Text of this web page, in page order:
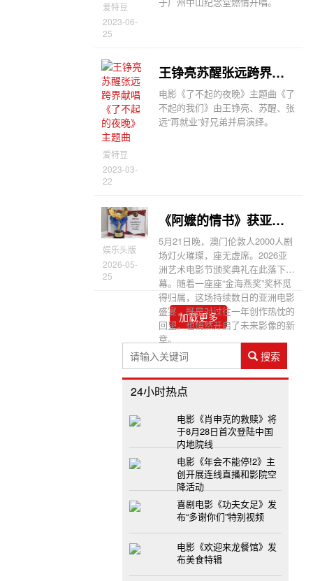
爱特豆
2023-06-
25
爱特豆
2023-03-
22
王铮亮苏醒张远跨界献唱《了不起的夜晚》主题曲
电影《了不起的夜晚》主题曲《了
不起的我们》由王铮亮、苏醒、张
远“再就业”好兄弟并肩演绎。
娱乐头版
2026-05-
25
《阿嬷的情书》获亚洲年度最佳艺术片《少年苏醒》获最佳儿童电影
5月21日晚，澳门伦敦人2000人剧
场灯火璀璨，座无虚席。2026亚
洲艺术电影节颁奖典礼在此落下帷
幕。随着一座座“金海燕奖”奖杯觅
得归属，这场持续数日的亚洲电影
盛宴，既是对过往一年创作热忱的
回望，也悄然开启了未来影像的新
章。
加载更多
搜索
24小时热点
电影《肖申克的救赎》将
于8月28日首次登陆中国
内地院线
电影《年会不能停!2》主
创开展连线直播和影院空
降活动
喜剧电影《功夫女足》发
布“多谢你们”特别视频
电影《欢迎来龙餐馆》发
布美食特辑